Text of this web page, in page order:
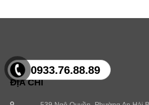
0933.76.88.89
ĐỊA CHỈ